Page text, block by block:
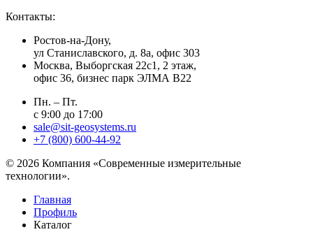
Контакты:
Ростов-на-Дону,
ул Станиславского, д. 8а, офис 303
Москва, Выборгская 22с1, 2 этаж,
офис 36, бизнес парк ЭЛМА В22
Пн. – Пт.
с 9:00 до 17:00
sale@sit-geosystems.ru
+7 (800) 600-44-92
© 2026 Компания «Современные измерительные
технологии».
Главная
Профиль
Каталог